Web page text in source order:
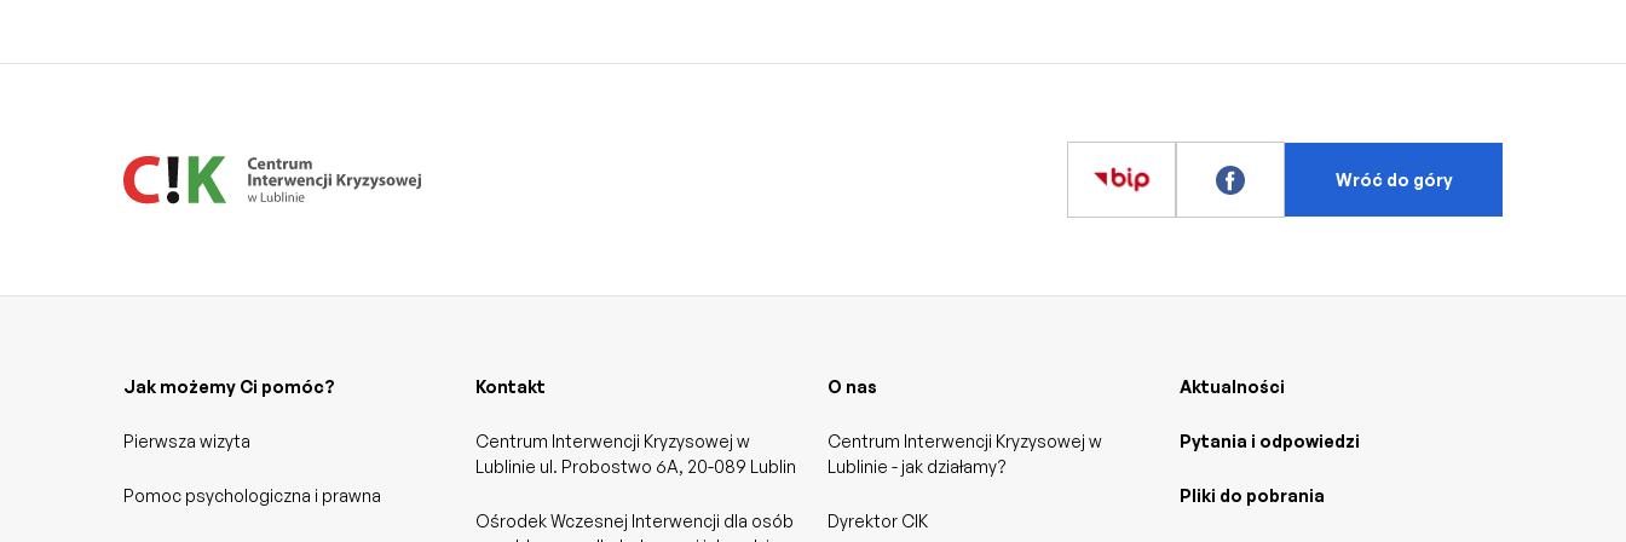
Wróć do góry
Jak możemy Ci pomóc?
Pierwsza wizyta
Pomoc psychologiczna i prawna
Kontakt
Centrum Interwencji Kryzysowej w
Lublinie ul. Probostwo 6A, 20-089 Lublin
Ośrodek Wczesnej Interwencji dla osób
O nas
Centrum Interwencji Kryzysowej w
Lublinie - jak działamy?
Dyrektor CIK
Aktualności
Pytania i odpowiedzi
Pliki do pobrania